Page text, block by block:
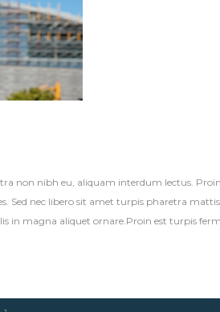
non nibh eu, aliquam interdum lectus.
Sed nec libero sit amet turpis pharetra
in magna aliquet ornare.Proin est turpis